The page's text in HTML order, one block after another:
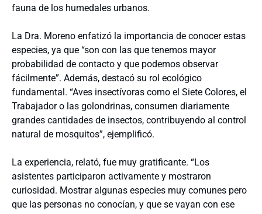
fauna de los humedales urbanos.
La Dra. Moreno enfatizó la importancia de conocer estas
especies, ya que “son con las que tenemos mayor
probabilidad de contacto y que podemos observar
fácilmente”. Además, destacó su rol ecológico
fundamental. “Aves insectívoras como el Siete Colores, el
Trabajador o las golondrinas, consumen diariamente
grandes cantidades de insectos, contribuyendo al control
natural de mosquitos”, ejemplificó.
La experiencia, relató, fue muy gratificante. “Los
asistentes participaron activamente y mostraron
curiosidad. Mostrar algunas especies muy comunes pero
que las personas no conocían, y que se vayan con ese